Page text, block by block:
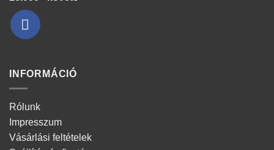
INFORMÁCIÓ
Rólunk
Impresszum
Vásárlási feltételek